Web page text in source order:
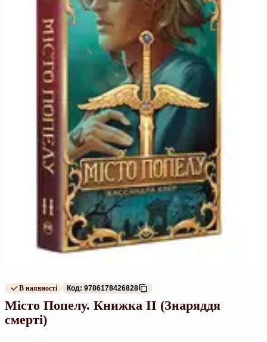
В наявності Код: 9786178426828
Місто Попелу. Книжка ІІ (Знаряддя
смерті)